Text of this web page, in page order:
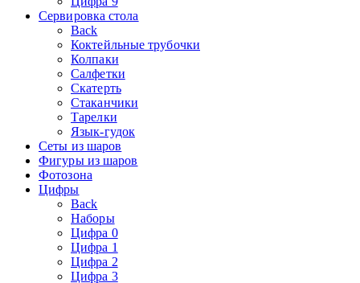
Сервировка стола
Back
Коктейльные трубочки
Колпаки
Салфетки
Скатерть
Стаканчики
Тарелки
Язык-гудок
Сеты из шаров
Фигуры из шаров
Фотозона
Цифры
Back
Наборы
Цифра 0
Цифра 1
Цифра 2
Цифра 3